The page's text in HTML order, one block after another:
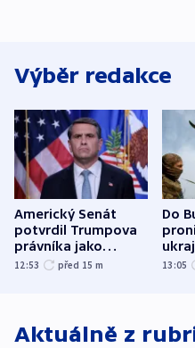
Výběr redakce
Americký Senát
potvrdil Trumpova
právníka jako
ministra
12:53 před 15 m
Do
13:05
Aktuálně z